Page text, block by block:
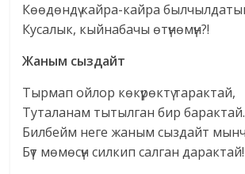
Көөдөндү кайра-кайра
Кусалык, кыйнабачы өтүнөмүн?!
Жаным сыздайт
Тырмап ойлор көкүрөктү тарактай,
Туталанам тытылган бир барактай.
Билбейм неге жаным сыздайт
Бүт мөмөсүн силкип салган дарактай!